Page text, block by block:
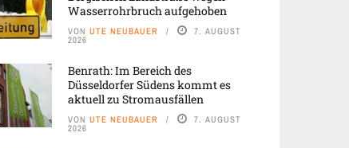
Wasserrohrbruch aufgehoben
VON UTE NEUBAUER 7. AUGUST
2026
Benrath: Im Bereich des
Düsseldorfer Südens kommt es
aktuell zu Stromausfällen
VON UTE NEUBAUER 7. AUGUST
2026